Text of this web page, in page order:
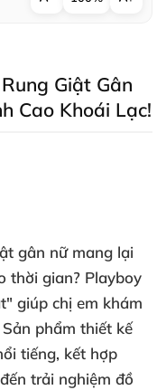
Giật Gân
Cao Khoái Lạc!
gân nữmang lại
thời gian? Playboy
giúp chị em khám
Sản phẩm thiết kế
tiếng, kết hợp
trải nghiệm đồ